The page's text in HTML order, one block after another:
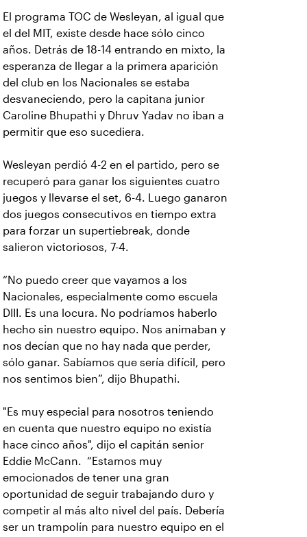
El programa TOC de Wesleyan, al igual que
el del MIT, existe desde hace sólo cinco
años. Detrás de 18-14 entrando en mixto, la
esperanza de llegar a la primera aparición
del club en los Nacionales se estaba
desvaneciendo, pero la capitana junior
Caroline Bhupathi y Dhruv Yadav no iban a
permitir que eso sucediera.
Wesleyan perdió 4-2 en el partido, pero se
recuperó para ganar los siguientes cuatro
juegos y llevarse el set, 6-4. Luego ganaron
dos juegos consecutivos en tiempo extra
para forzar un supertiebreak, donde
salieron victoriosos, 7-4.
“No puedo creer que vayamos a los
Nacionales, especialmente como escuela
DIII. Es una locura. No podríamos haberlo
hecho sin nuestro equipo. Nos animaban y
nos decían que no hay nada que perder,
sólo ganar. Sabíamos que sería difícil, pero
nos sentimos bien”, dijo Bhupathi.
"Es muy especial para nosotros teniendo
en cuenta que nuestro equipo no existía
hace cinco años", dijo el capitán senior
Eddie McCann. “Estamos muy
emocionados de tener una gran
oportunidad de seguir trabajando duro y
competir al más alto nivel del país. Debería
ser un trampolín para nuestro equipo en el